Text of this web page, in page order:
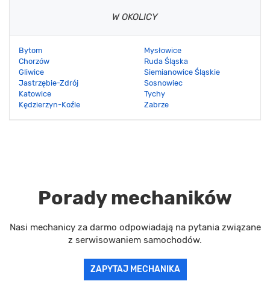
W OKOLICY
Bytom
Chorzów
Gliwice
Jastrzębie-Zdrój
Katowice
Kędzierzyn-Koźle
Mysłowice
Ruda Śląska
Siemianowice Śląskie
Sosnowiec
Tychy
Zabrze
Porady mechaników
Nasi mechanicy za darmo odpowiadają na pytania związane
z serwisowaniem samochodów.
ZAPYTAJ MECHANIKA